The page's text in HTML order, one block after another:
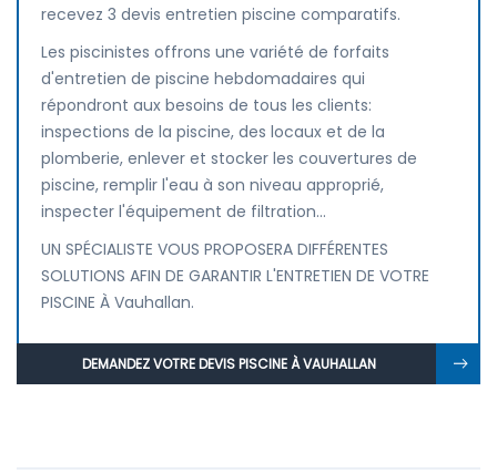
recevez 3 devis entretien piscine comparatifs.
Les piscinistes offrons une variété de forfaits
d'entretien de piscine hebdomadaires qui
répondront aux besoins de tous les clients:
inspections de la piscine, des locaux et de la
plomberie, enlever et stocker les couvertures de
piscine, remplir l'eau à son niveau approprié,
inspecter l'équipement de filtration...
UN SPÉCIALISTE VOUS PROPOSERA DIFFÉRENTES
SOLUTIONS AFIN DE GARANTIR L'ENTRETIEN DE VOTRE
PISCINE À Vauhallan.
DEMANDEZ VOTRE DEVIS PISCINE À VAUHALLAN